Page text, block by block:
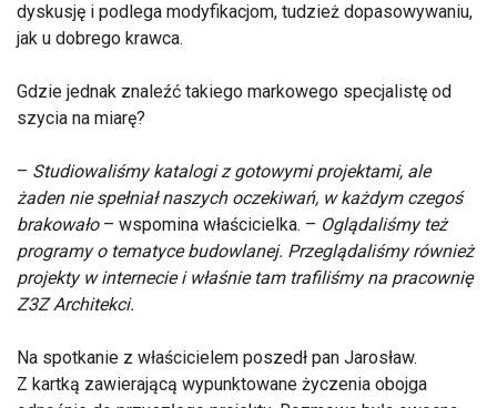
dyskusję i podlega modyfikacjom, tudzież dopasowywaniu,
jak u dobrego krawca.
Gdzie jednak znaleźć takiego markowego specjalistę od
szycia na miarę?
– Studiowaliśmy katalogi z gotowymi projektami, ale
żaden nie spełniał naszych oczekiwań, w każdym czegoś
brakowało– wspomina właścicielka. – Oglądaliśmy też
programy o tematyce budowlanej. Przeglądaliśmy również
projekty w internecie i właśnie tam trafiliśmy na pracownię
Z3Z Architekci.
Na spotkanie z właścicielem poszedł pan Jarosław.
Z kartką zawierającą wypunktowane życzenia obojga